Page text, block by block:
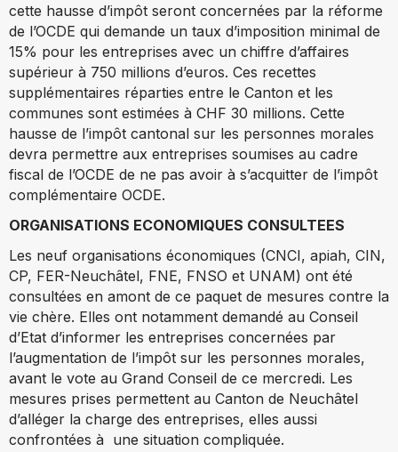
cette hausse d’impôt seront concernées par la réforme
de l’OCDE qui demande un taux d’imposition minimal de
15% pour les entreprises avec un chiffre d’affaires
supérieur à 750 millions d’euros. Ces recettes
supplémentaires réparties entre le Canton et les
communes sont estimées à CHF 30 millions. Cette
hausse de l’impôt cantonal sur les personnes morales
devra permettre aux entreprises soumises au cadre
fiscal de l’OCDE de ne pas avoir à s’acquitter de l’impôt
complémentaire OCDE.
ORGANISATIONS ECONOMIQUES CONSULTEES
Les neuf organisations économiques (CNCI, apiah, CIN,
CP, FER-Neuchâtel, FNE, FNSO et UNAM) ont été
consultées en amont de ce paquet de mesures contre la
vie chère. Elles ont notamment demandé au Conseil
d’Etat d’informer les entreprises concernées par
l’augmentation de l’impôt sur les personnes morales,
avant le vote au Grand Conseil de ce mercredi. Les
mesures prises permettent au Canton de Neuchâtel
d’alléger la charge des entreprises, elles aussi
confrontées à une situation compliquée.